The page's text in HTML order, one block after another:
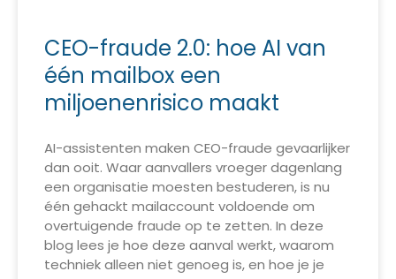
CEO-fraude 2.0: hoe AI van
één mailbox een
miljoenenrisico maakt
AI-assistenten maken CEO-fraude gevaarlijker
dan ooit. Waar aanvallers vroeger dagenlang
een organisatie moesten bestuderen, is nu
één gehackt mailaccount voldoende om
overtuigende fraude op te zetten. In deze
blog lees je hoe deze aanval werkt, waarom
techniek alleen niet genoeg is, en hoe je je